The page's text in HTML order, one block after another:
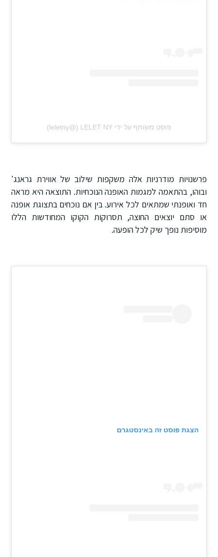
פוסט משותף על ידי ‏‎LELET NY‎‏ (@‏‎leletny‎‏)
פרשנויות מודרניות אלה משקפות שילוב של אווירת גראנג'
ובוהו, בהתאמה למגמות האופנה הנוכחיות. התוצאה היא מראה
חד ואופנתי שמתאים לכל אירוע. בין אם נוכחים בתצוגת אופנה
או סתם יוצאים החוצה, תסרוקות הקוקו המחודשות הללו
מוסיפות נופך שיק לכל הופעה.
הצגת פוסט זה באינסטגרם